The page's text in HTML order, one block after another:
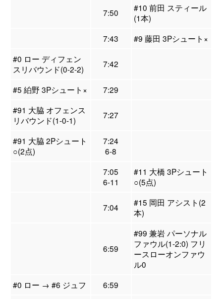
7:50
#10 前田 スティール
(1本)
7:43
#9 藤田 3Pシュート×
#0 ロー ディフェン
スリバウンド(0-2-2)
7:42
#5 絈野 3Pシュート×
7:29
#91 大脇 オフェンス
リバウンド(1-0-1)
7:27
#91 大脇 2Pシュート
○(2点)
7:24
6-8
7:05
6-11
#11 大橋 3Pシュート
○(5点)
7:04
#15 岡田 アシスト(2
本)
6:59
#99 兼岩 パーソナル
ファウル(1-2:0) フリ
ースローオンファウ
ル0
#0 ロー → #6 ジュフ
6:59